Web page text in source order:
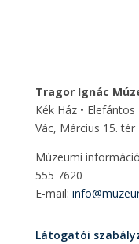
Tragor Ignác
Kék Ház • Elefántos
Vác, Március 15. tér
Múzeumi
555 7620
E-mail:
Látogatói